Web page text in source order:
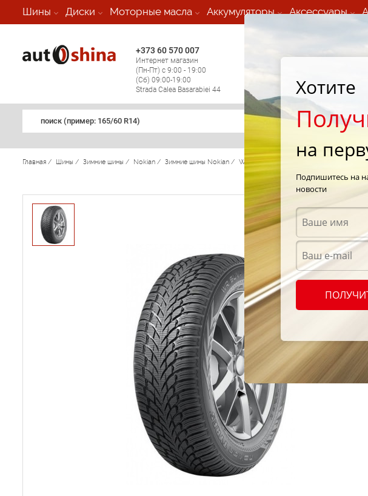
Шины Диски Моторные масла Аккумуляторы Аксессуары
+373 60 570 007
Интернет магазин
(Пн-Пт) с 9:00 - 19:00
(Сб) 09:00-19:00
Strada Calea Basarabiei 44
Мобильный шиномонтаж 24/7
поиск (примеp: 165/60 R14)
Главная / Шины / Зимние шины / Nokian / Зимние шины Nokian / WR SUV 4/ Nokian WR SUV 4 255/60
Хотите
на
Подпишитесь на
новости